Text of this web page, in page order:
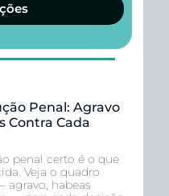
Penal: Agravo
Contra Cada
penal certo é o que
Veja o quadro
habeas